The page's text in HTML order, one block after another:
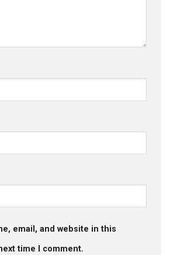
email, and website in this
time I comment.